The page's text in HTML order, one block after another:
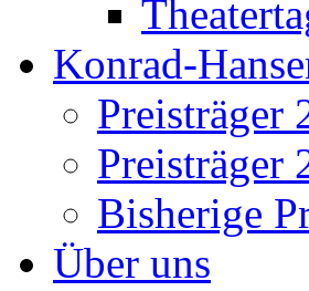
Konrad-
Preisträger
Preisträger
Bisherige
Über uns